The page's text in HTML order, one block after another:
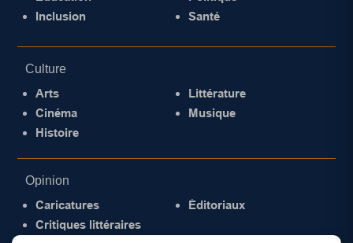
Inclusion
Santé
Culture
Arts
Cinéma
Histoire
Littérature
Musique
Opinion
Caricatures
Critiques littéraires
Éditoriaux